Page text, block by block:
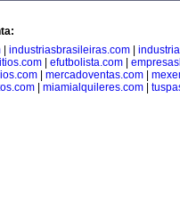
industriasbrasileiras.com
| efutbolista.com|
mercadoventas.com
miamialquileres.com